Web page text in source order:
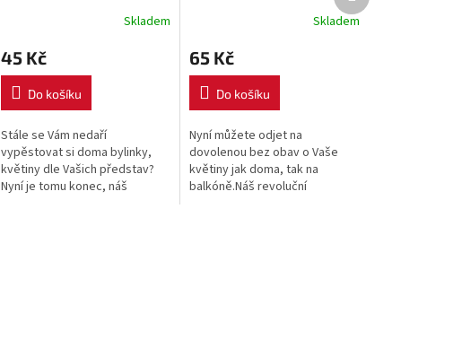
Skladem
45 Kč
Do košíku
Stále se Vám nedaří
vypěstovat si doma bylinky,
květiny dle Vašich představ?
Nyní je tomu konec, náš
Skladem
65 Kč
Do košíku
Nyní můžete odjet na
dovolenou bez obav o Vaše
květiny jak doma, tak na
balkóně.Náš revoluční